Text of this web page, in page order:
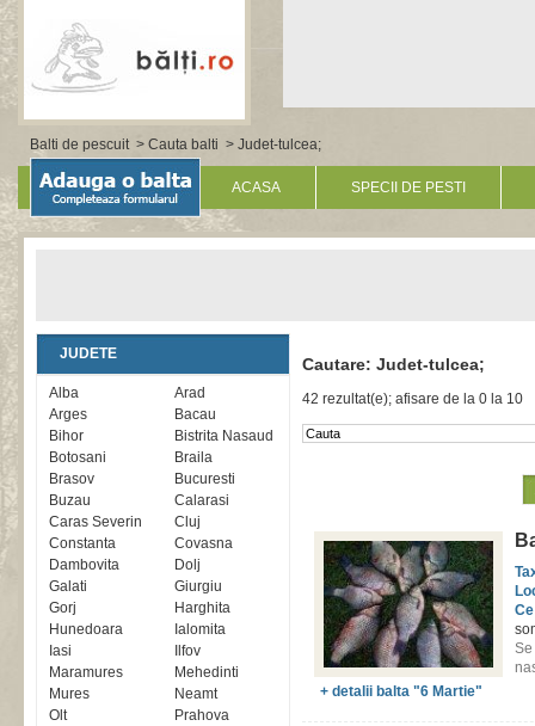
Balti de pescuit> Cauta balti > Judet-tulcea;
ACASA SPECII DE PESTI
JUDETE
Alba
Arad
Arges
Bacau
Bihor
Bistrita Nasaud
Botosani
Braila
Brasov
Bucuresti
Buzau
Calarasi
Caras Severin
Cluj
Constanta
Covasna
Dambovita
Dolj
Galati
Giurgiu
Gorj
Harghita
Hunedoara
Ialomita
Iasi
Ilfov
Maramures
Mehedinti
Mures
Neamt
Olt
Prahova
Cautare: Judet-tulcea;
42 rezultat(e); afisare de la 0 la 10
+ detalii balta "6 Martie"